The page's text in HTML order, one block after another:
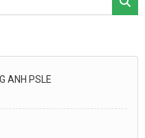
ANH PSLE